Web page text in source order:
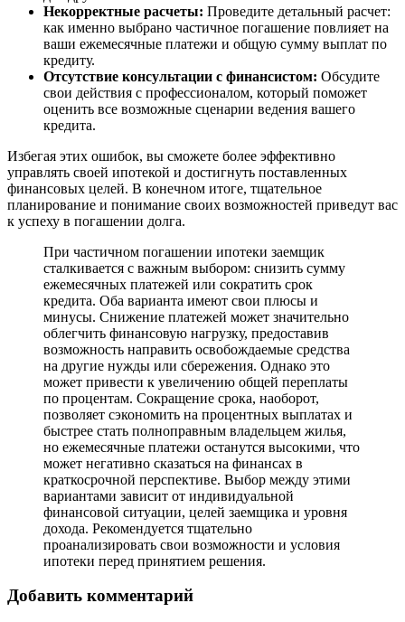
Некорректные расчеты: Проведите детальный расчет:
как именно выбрано частичное погашение повлияет на
ваши ежемесячные платежи и общую сумму выплат по
кредиту.
Отсутствие консультации с финансистом: Обсудите
свои действия с профессионалом, который поможет
оценить все возможные сценарии ведения вашего
кредита.
Избегая этих ошибок, вы сможете более эффективно
управлять своей ипотекой и достигнуть поставленных
финансовых целей. В конечном итоге, тщательное
планирование и понимание своих возможностей приведут вас
к успеху в погашении долга.
При частичном погашении ипотеки заемщик
сталкивается с важным выбором: снизить сумму
ежемесячных платежей или сократить срок
кредита. Оба варианта имеют свои плюсы и
минусы. Снижение платежей может значительно
облегчить финансовую нагрузку, предоставив
возможность направить освобождаемые средства
на другие нужды или сбережения. Однако это
может привести к увеличению общей переплаты
по процентам. Сокращение срока, наоборот,
позволяет сэкономить на процентных выплатах и
быстрее стать полноправным владельцем жилья,
но ежемесячные платежи останутся высокими, что
может негативно сказаться на финансах в
краткосрочной перспективе. Выбор между этими
вариантами зависит от индивидуальной
финансовой ситуации, целей заемщика и уровня
дохода. Рекомендуется тщательно
проанализировать свои возможности и условия
ипотеки перед принятием решения.
Добавить комментарий